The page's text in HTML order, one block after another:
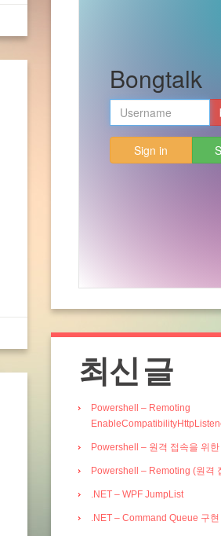
최신 글
Powershell – Remoting
Powershell – 원격 접속을 위
Powershell – Remoting (원격
.NET – WPF JumpList
.NET – Command Queue 구현